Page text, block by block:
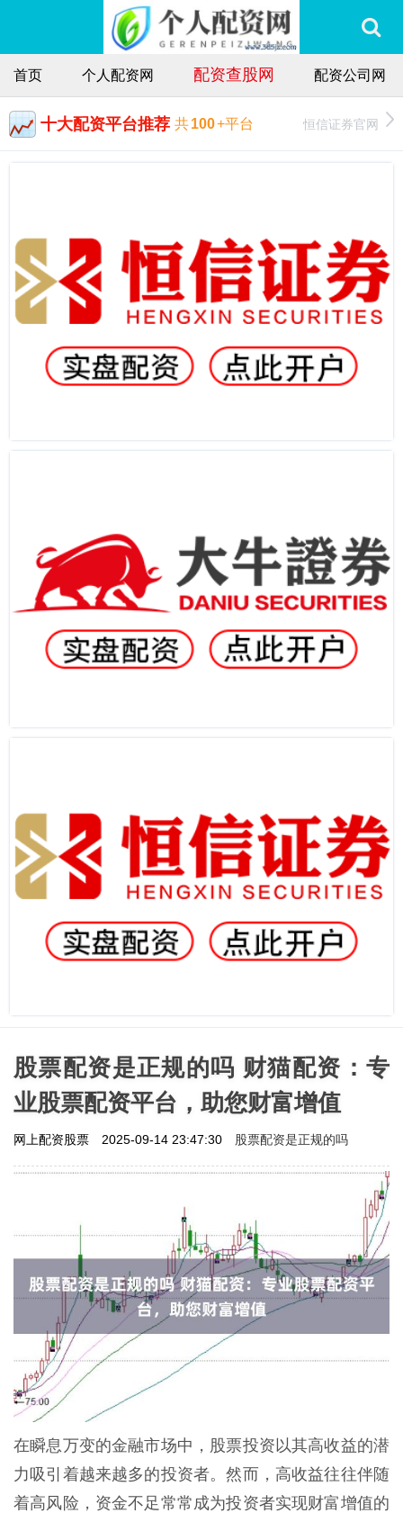
首页 个人配资网 配资查股网 配资公司网
十大配资平台推荐 共100+平台 恒信证券官网
股票配资是正规的吗 财猫配资：专
业股票配资平台，助您财富增值
网上配资股票 2025-09-14 23:47:30 股票配资是正规的吗
在瞬息万变的金融市场中，股票投资以其高收益的潜
力吸引着越来越多的投资者。然而，高收益往往伴随
着高风险，资金不足常常成为投资者实现财富增值的